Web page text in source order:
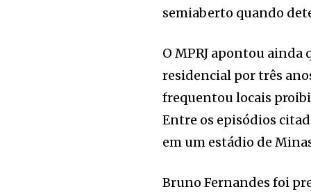
semiaberto quando
O MPRJ apontou
residencial por três
frequentou locais
Entre os episódios
em um estádio de
Bruno Fernandes foi